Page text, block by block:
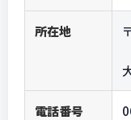
所在地
電話番号